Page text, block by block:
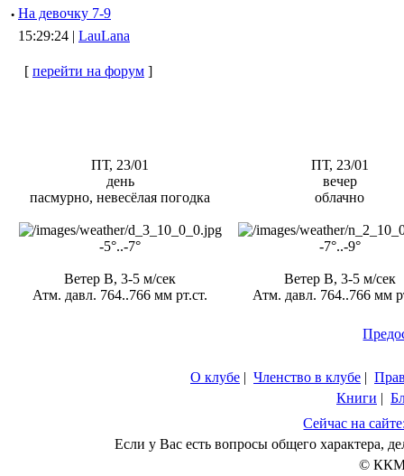
· Hа девочку 7-9
15:29:24 | LauLana
[ перейти на форум ]
ПТ, 23/01
день
пасмурно, невесёлая погодка
-5°..-7°
Ветер В, 3-5 м/сек
Атм. давл. 764..766 мм рт.ст.
ПТ, 23/01
вечер
облачно
-7°..-9°
Ветер В, 3-5 м/сек
Атм. давл. 764..766 мм
О клубе | Членство в клубе |
Книги |
Сейчас на
Если у Вас есть вопросы общего характера,
© ККМ